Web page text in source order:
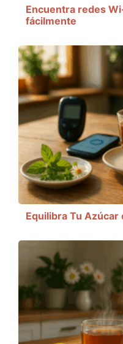
Encuentra redes
fácilmente
Equilibra Tu Azúcar